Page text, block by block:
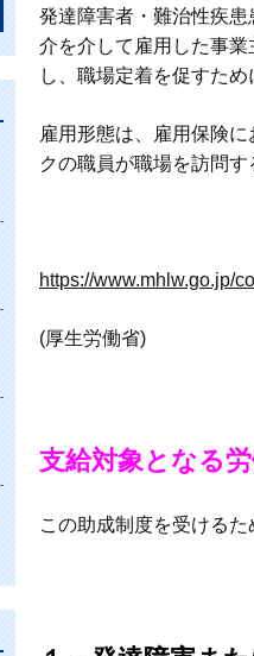
発達障害者・難治性疾
介を介して雇用した事
し、職場定着を促すため
雇用形態は、雇用保険
クの職員が職場を訪問す
https://www.mhlw.go.jp/
(厚生労働省)
支給対象となる
この助成制度を受ける